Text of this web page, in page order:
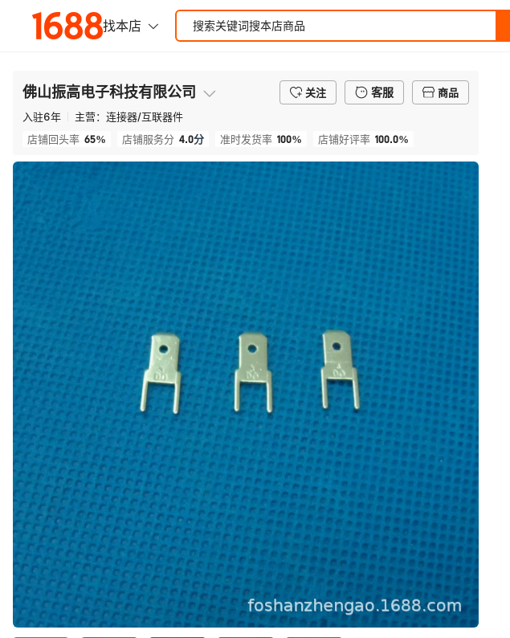
佛山振高电子科技有限公司 关注 客服
商品
入驻6年 主营： 连接器/互联器件
店铺回头率 65% 店铺服务分 4.0分 准时发货率 100% 店铺好评率 100.0%